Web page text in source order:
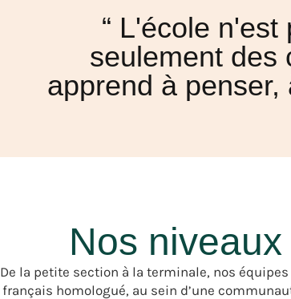
“ L'école
seulement des
apprend à
Nos
De la petite section à la terminale, nos
français homologué, au sein d’une